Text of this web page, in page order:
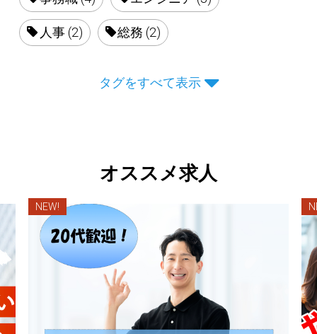
人事 (2) 総務 (2)
タグをすべて表示
オススメ求人
NEW!